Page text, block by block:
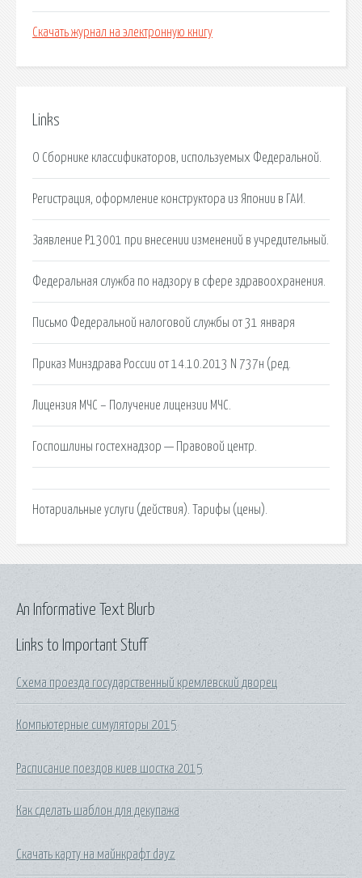
Скачать журнал на электронную книгу
Links
О Сборнике классификаторов, используемых Федеральной.
Регистрация, оформление конструктора из Японии в ГАИ.
Заявление Р13001 при внесении изменений в учредительный.
Федеральная служба по надзору в сфере здравоохранения.
Письмо Федеральной налоговой службы от 31 января
Приказ Минздрава России от 14.10.2013 N 737н (ред.
Лицензия МЧС – Получение лицензии МЧС.
Госпошлины гостехнадзор — Правовой центр.
Нотариальные услуги (действия). Тарифы (цены).
Links to Important Stuff
Схема проезда государственный кремлевский дворец
Компьютерные симуляторы 2015
Расписание поездов киев шостка 2015
Как сделать шаблон для декупажа
Скачать карту на майнкрафт dayz
An Informative Text Blurb